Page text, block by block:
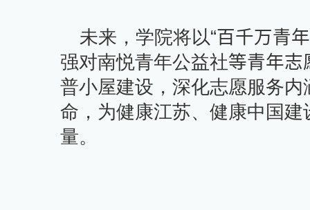
未来，学院将以“百千万青
强对南悦青年公益社等青年志
普小屋建设，深化志愿服务
命，为健康江苏、健康中国
量。